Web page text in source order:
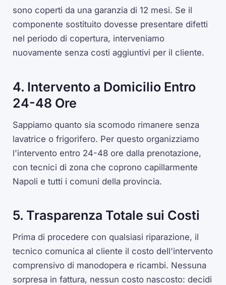
sono coperti da una garanzia di 12 mesi. Se il
componente sostituito dovesse presentare difetti
nel periodo di copertura, interveniamo
nuovamente senza costi aggiuntivi per il cliente.
4. Intervento a Domicilio Entro
24-48 Ore
Sappiamo quanto sia scomodo rimanere senza
lavatrice o frigorifero. Per questo organizziamo
l'intervento entro 24-48 ore dalla prenotazione,
con tecnici di zona che coprono capillarmente
Napoli e tutti i comuni della provincia.
5. Trasparenza Totale sui Costi
Prima di procedere con qualsiasi riparazione, il
tecnico comunica al cliente il costo dell'intervento
comprensivo di manodopera e ricambi. Nessuna
sorpresa in fattura, nessun costo nascosto: decidi